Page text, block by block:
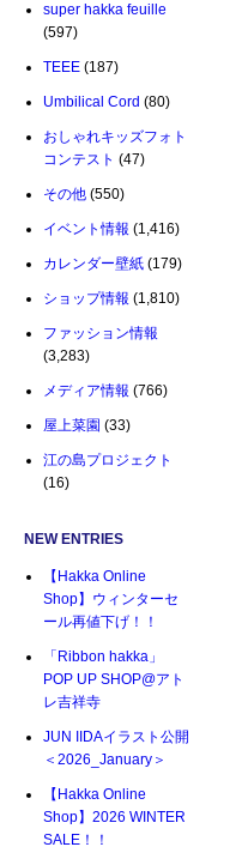
super hakka feuille
(597)
TEEE (187)
Umbilical Cord (80)
おしゃれキッズフォト
コンテスト (47)
その他 (550)
イベント情報 (1,416)
カレンダー壁紙 (179)
ショップ情報 (1,810)
ファッション情報
(3,283)
メディア情報 (766)
屋上菜園 (33)
江の島プロジェクト
(16)
NEW ENTRIES
【Hakka Online
Shop】ウィンターセ
ール再値下げ！！
「Ribbon hakka」
POP UP SHOP@アト
レ吉祥寺
JUN IIDAイラスト公開
＜2026_January＞
【Hakka Online
Shop】2026 WINTER
SALE！！